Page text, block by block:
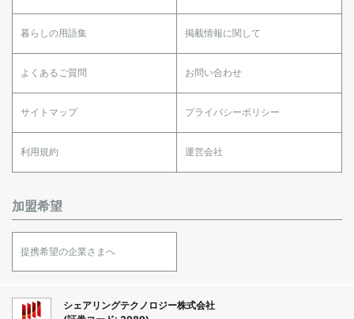
暮らしの用語集 掲載情報に関して
よくあるご質問 お問い合わせ
サイトマップ プライバシーポリシー
利用規約 運営会社
加盟希望
提携希望の企業さまへ
シェアリングテクノロジー株式会社